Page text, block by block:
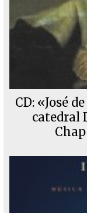
CD: «José
catedral